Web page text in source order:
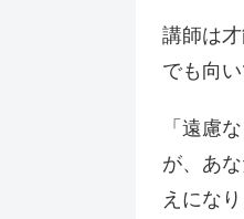
講師は
でも向
「遠慮
が、あ
えにな